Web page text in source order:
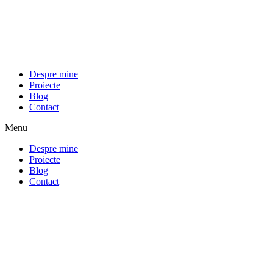
Despre mine
Proiecte
Blog
Contact
Menu
Despre mine
Proiecte
Blog
Contact